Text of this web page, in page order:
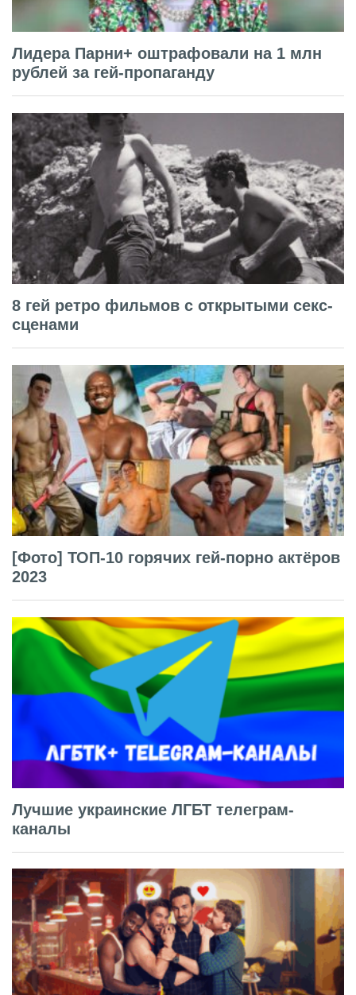
Лидера Парни+ оштрафовали на 1 млн
рублей за гей-пропаганду
8 гей ретро фильмов с открытыми секс-
сценами
[Фото] ТОП-10 горячих гей-порно актёров
2023
Лучшие украинские ЛГБТ телеграм-
каналы